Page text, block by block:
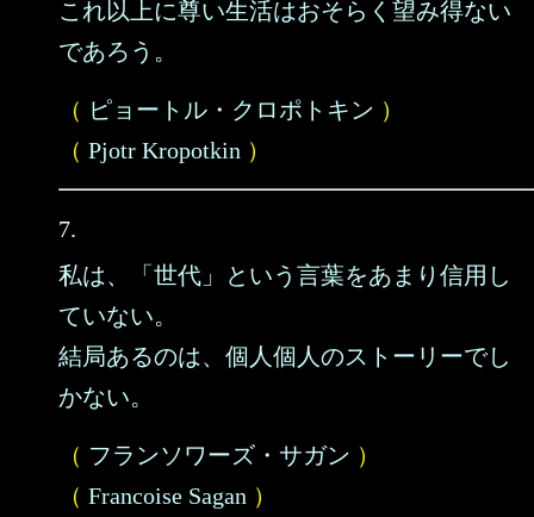
これ以上に尊い生活はおそらく望み得ない
であろう。
（ ピョートル・クロポトキン ）
（ Pjotr Kropotkin ）
7.
私は、「世代」という言葉をあまり信用し
ていない。
結局あるのは、個人個人のストーリーでし
かない。
（ フランソワーズ・サガン ）
（ Francoise Sagan ）